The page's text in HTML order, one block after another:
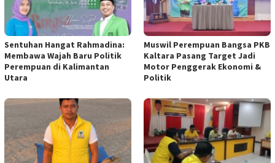
Sentuhan Hangat Rahmadina:
Membawa Wajah Baru Politik
Perempuan di Kalimantan
Utara
Muswil Perempuan Bangsa PKB
Kaltara Pasang Target Jadi
Motor Penggerak Ekonomi &
Politik